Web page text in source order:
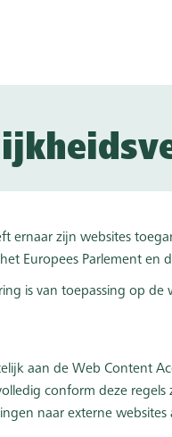
ernaar zijn websites
Europees Parlement en
is van toepassing op de
aan de Web Content
conform deze
naar externe